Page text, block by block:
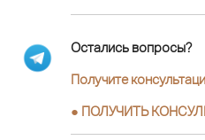
Остались вопросы?
Получите
● ПОЛУЧИТЬ